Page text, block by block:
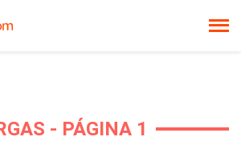
- PÁGINA 1